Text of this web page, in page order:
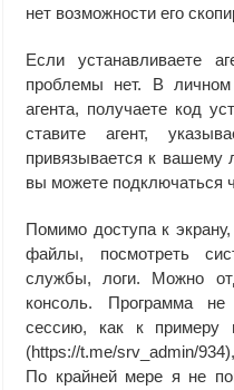
нет возможности его
Если устанавливаете
проблемы нет. В личном
агента, получаете код
ставите агент,
привязывается к вашему
вы можете подключаться
Помимо доступа к
файлы, посмотреть
службы, логи. Можно
консоль. Программа
сессию, как к примеру
(https://t.me/srv_admin/
По крайней мере я не